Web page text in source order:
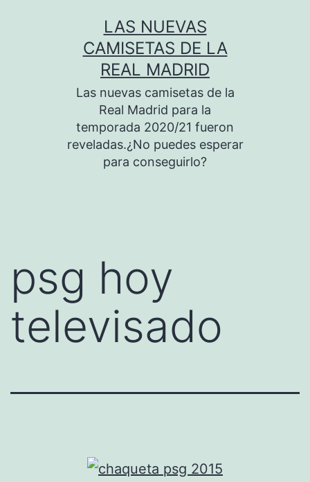
LAS NUEVAS
CAMISETAS DE LA
REAL MADRID
Las nuevas camisetas de la
Real Madrid para la
temporada 2020/21 fueron
reveladas.¿No puedes esperar
para conseguirlo?
psg hoy
televisado